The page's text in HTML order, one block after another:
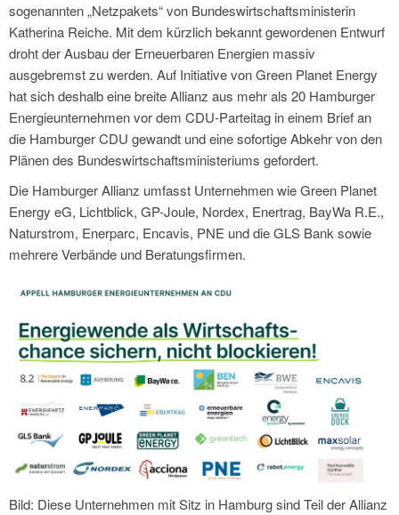
sogenannten „Netzpakets“ von Bundeswirtschaftsministerin
Katherina Reiche. Mit dem kürzlich bekannt gewordenen Entwurf
droht der Ausbau der Erneuerbaren Energien massiv
ausgebremst zu werden. Auf Initiative von Green Planet Energy
hat sich deshalb eine breite Allianz aus mehr als 20 Hamburger
Energieunternehmen vor dem CDU-Parteitag in einem Brief an
die Hamburger CDU gewandt und eine sofortige Abkehr von den
Plänen des Bundeswirtschaftsministeriums gefordert.
Die Hamburger Allianz umfasst Unternehmen wie Green Planet
Energy eG, Lichtblick, GP-Joule, Nordex, Enertrag, BayWa R.E.,
Naturstrom, Enerparc, Encavis, PNE und die GLS Bank sowie
mehrere Verbände und Beratungsfirmen.
Bild: Diese Unternehmen mit Sitz in Hamburg sind Teil der Allianz